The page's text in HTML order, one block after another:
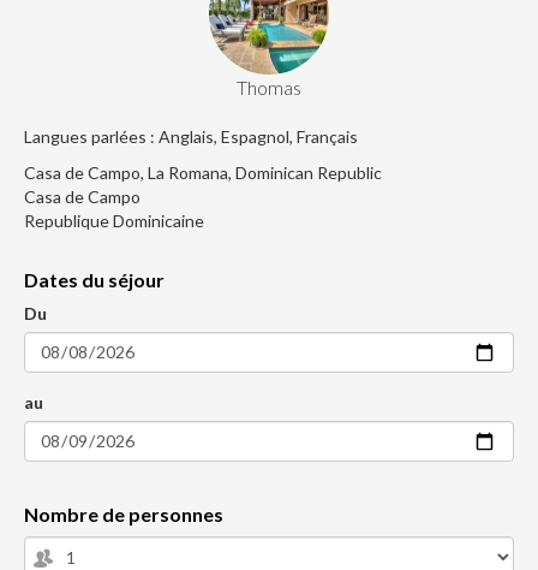
Thomas
Langues parlées : Anglais, Espagnol, Français
Casa de Campo, La Romana, Dominican Republic
Casa de Campo
Republique Dominicaine
Dates du séjour
Du
au
Nombre de personnes